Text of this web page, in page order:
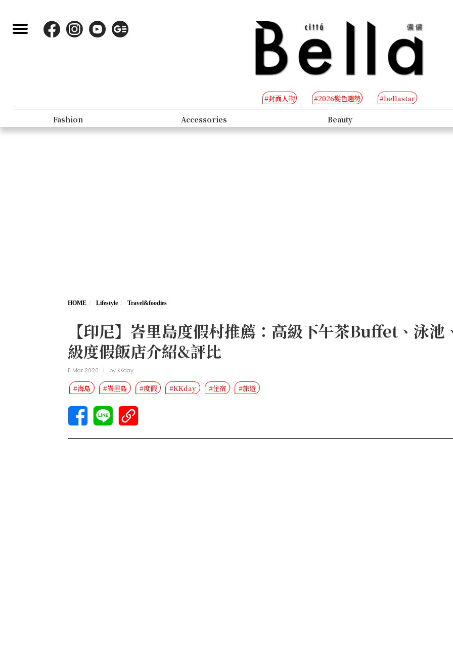
#封面人物 #2026髮色趨勢 #bellastar
Fashion Accessories Beauty
HOME Lifestyle Travel&foodies
【印尼】峇里島度假村推薦：高級下午茶Buffet、泳
級度假飯店介紹&評比
11 Mar 2020 | by KKday
#海島 #峇里島 #度假 #KKday #住宿 #旅遊